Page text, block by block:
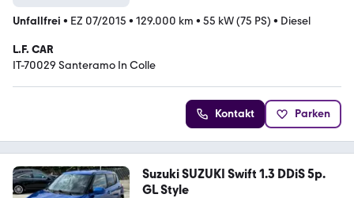
Unfallfrei • EZ 07/2015 • 129.000 km • 55 kW (75 PS) • Diesel
L.F. CAR
IT-70029 Santeramo In Colle
Kontakt Parken
Suzuki SUZUKI Swift 1.3 DDiS 5p.
GL Style